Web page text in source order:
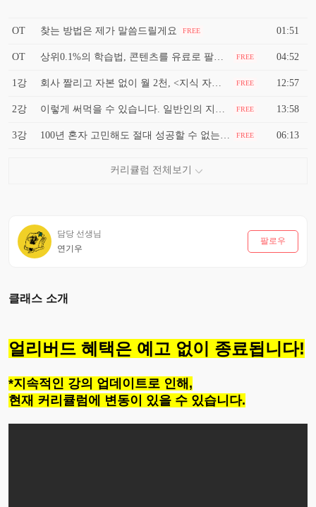
OT 찾는 방법은 제가 말씀드릴게요 FREE 01:51
OT FREE 04:52
1강 FREE 12:57
2강 FREE 13:58
3강 FREE 06:13
담당 선생님
연기우
팔로우
클래스 소개
얼리버드 혜택은 예고 없이 종료됩니다!
*지속적인 강의 업데이트로 인해,
현재 커리큘럼에 변동이 있을 수 있습니다.